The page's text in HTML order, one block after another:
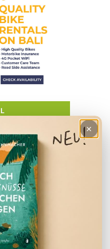
Urlaub
Indonesien
×